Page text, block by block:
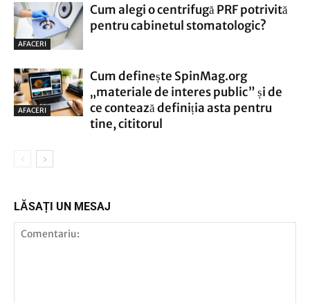
AFACERI
Cum alegi o centrifugă PRF potrivită
pentru cabinetul stomatologic?
AFACERI
Cum definește SpinMag.org
„materiale de interes public” și de
ce contează definiția asta pentru
tine, cititorul
LĂSAȚI UN MESAJ